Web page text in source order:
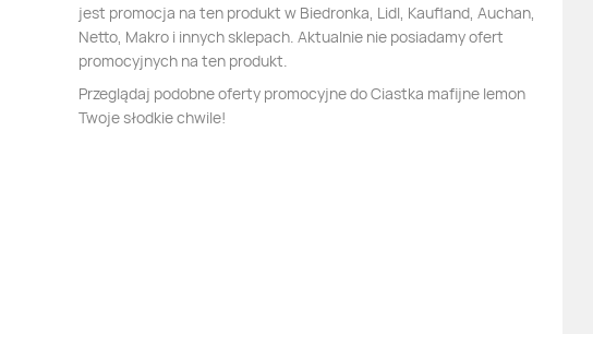
jest promocja na ten produkt w Biedronka, Lidl, Kaufland, Auchan,
Netto, Makro i innych sklepach. Aktualnie nie posiadamy ofert
promocyjnych na ten produkt.
Przeglądaj podobne oferty promocyjne do Ciastka mafijne lemon
Twoje słodkie chwile!